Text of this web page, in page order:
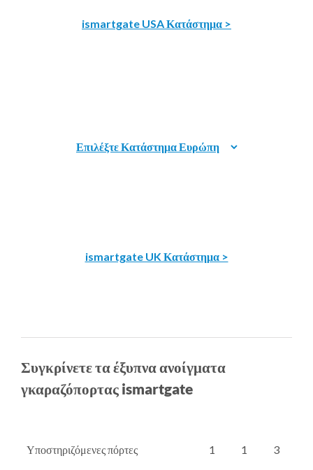
ismartgate USA Κατάστημα >
ismartgate UK Κατάστημα >
Συγκρίνετε τα έξυπνα ανοίγματα
γκαραζόπορτας ismartgate
Υποστηριζόμενες πόρτες 1 1 3